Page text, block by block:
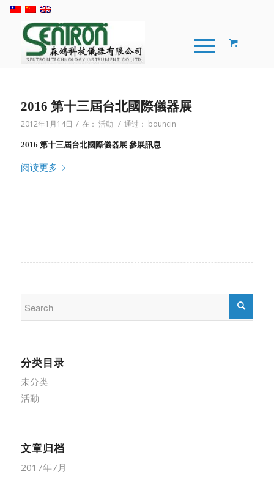
2016 第十三屆台北國際儀器展
2012年1月14日 / 在： 活動 / 通过： bouncin
2016 第十三屆台北國際儀器展 參展訊息
阅读更多
分类目录
未分类
活動
文章归档
2017年7月